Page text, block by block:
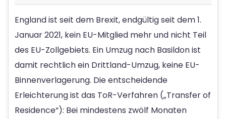
England ist seit dem Brexit, endgültig seit dem 1.
Januar 2021, kein EU-Mitglied mehr und nicht Teil
des EU-Zollgebiets. Ein Umzug nach Basildon ist
damit rechtlich ein Drittland-Umzug, keine EU-
Binnenverlagerung. Die entscheidende
Erleichterung ist das ToR-Verfahren („Transfer of
Residence“): Bei mindestens zwölf Monaten